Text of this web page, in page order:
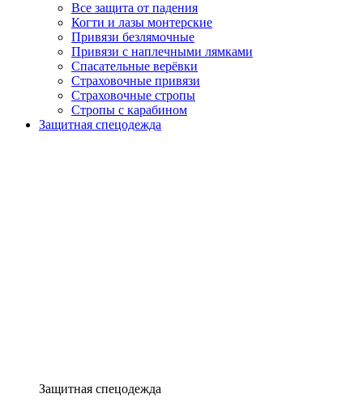
Все защита от падения
Когти и лазы монтерские
Привязи безлямочные
Привязи с наплечными лямками
Спасательные верёвки
Страховочные привязи
Страховочные стропы
Стропы с карабином
Защитная спецодежда
Защитная спецодежда